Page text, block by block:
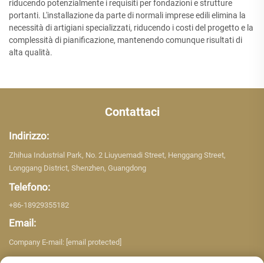
riducendo potenzialmente i requisiti per fondazioni e strutture
portanti. L'installazione da parte di normali imprese edili elimina la
necessità di artigiani specializzati, riducendo i costi del progetto e la
complessità di pianificazione, mantenendo comunque risultati di
alta qualità.
Contattaci
Indirizzo:
Zhihua Industrial Park, No. 2 Liuyuemadi Street, Henggang Street,
Longgang District, Shenzhen, Guangdong
Telefono:
+86-18929355182
Email:
Company E-mail: [email protected]